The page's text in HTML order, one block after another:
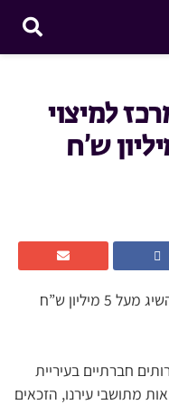
למיצוי
השיג מעל 5 מיליון ש’ח
מובילים בעשייה: המרכז למיצוי זכויות השיג מעל 5 מיליון ש”ח
חברתיים בעיריית
מתושבי עירנו, הזכאים